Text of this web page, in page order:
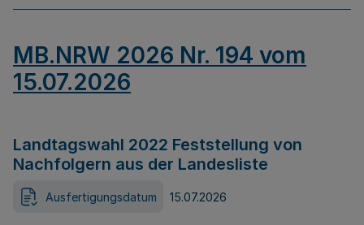
MB.NRW 2026 Nr. 194 vom
15.07.2026
Landtagswahl 2022 Feststellung von
Nachfolgern aus der Landesliste
Ausfertigungsdatum 15.07.2026